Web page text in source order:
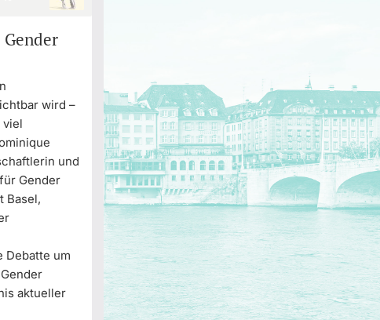
Gender
wird –
viel
und
Gender
Basel,
Debatte um
aktueller